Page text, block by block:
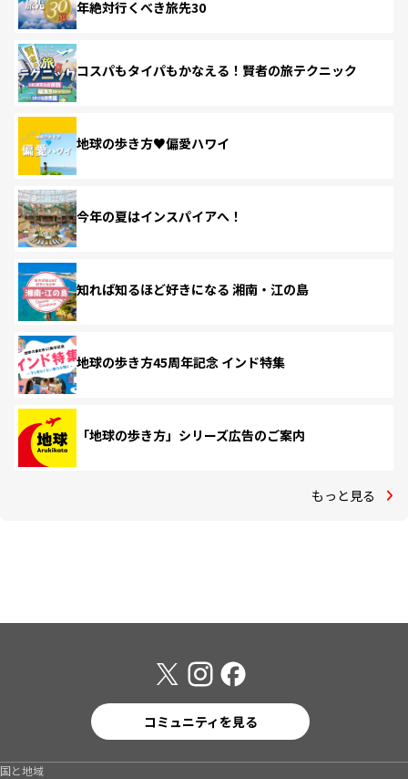
年絶対行くべき旅先30
コスパもタイパもかなえる！賢者の旅テクニック
地球の歩き方♥偏愛ハワイ
今年の夏はインスパイアへ！
知れば知るほど好きになる 湘南・江の島
地球の歩き方45周年記念 インド特集
「地球の歩き方」シリーズ広告のご案内
もっと見る
コミュニティを見る
国と地域